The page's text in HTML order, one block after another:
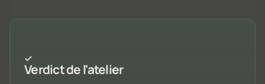
Verdict de l'atelier